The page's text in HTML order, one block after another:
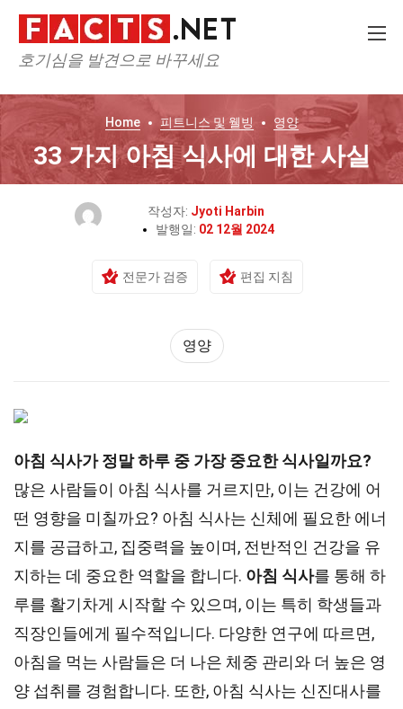
호기심을 발견으로 바꾸세요
Home 피트니스 및 웰빙 영양
33 가지 아침 식사에 대한 사실
작성자: Jyoti Harbin
발행일: 02 12월 2024
전문가 검증 편집 지침
영양
아침 식사가 정말 하루 중 가장 중요한 식사일까요?
많은 사람들이 아침 식사를 거르지만, 이는 건강에 어
떤 영향을 미칠까요? 아침 식사는 신체에 필요한 에너
지를 공급하고, 집중력을 높이며, 전반적인 건강을 유
지하는 데 중요한 역할을 합니다. 아침 식사를 통해 하
루를 활기차게 시작할 수 있으며, 이는 특히 학생들과
직장인들에게 필수적입니다. 다양한 연구에 따르면,
아침을 먹는 사람들은 더 나은 체중 관리와 더 높은 영
양 섭취를 경험합니다. 또한, 아침 식사는 신진대사를